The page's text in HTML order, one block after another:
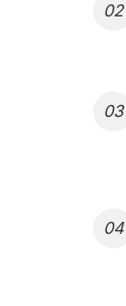
02
03
04